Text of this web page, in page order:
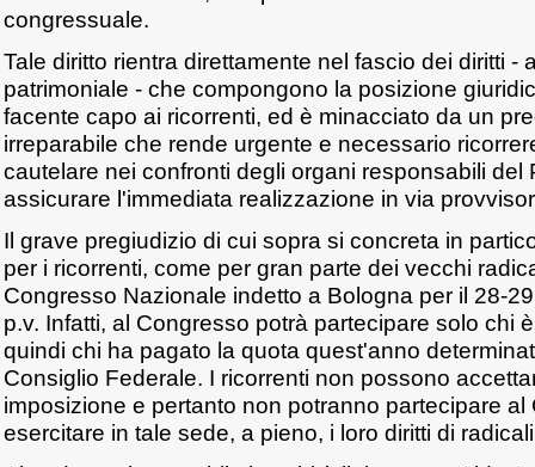
congressuale.
Tale diritto rientra direttamente nel fascio dei diritti -
patrimoniale - che compongono la posizione
facente capo ai ricorrenti, ed è minacciato da un
irreparabile che rende urgente e necessario
cautelare nei confronti degli organi responsabili del
assicurare l'immediata realizzazione in via
Il grave pregiudizio di cui sopra si concreta in
per i ricorrenti, come per gran parte dei vecchi
Congresso Nazionale indetto a Bologna per il 28-
p.v. Infatti, al Congresso potrà partecipare solo chi
quindi chi ha pagato la quota quest'anno
Consiglio Federale. I ricorrenti non possono
imposizione e pertanto non potranno partecipare
esercitare in tale sede, a pieno, i loro diritti di